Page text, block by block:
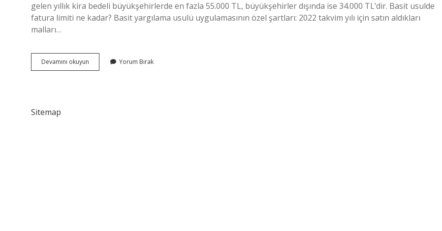
gelen yıllık kira bedeli büyükşehirlerde en fazla 55.000 TL, büyükşehirler dışında ise 34.000 TL’dir. Basit usulde
fatura limiti ne kadar? Basit yargılama usulü uygulamasının özel şartları: 2022 takvim yılı için satın aldıkları
malları…
Devamını okuyun
Basit
Yorum Bırak
Sitemap